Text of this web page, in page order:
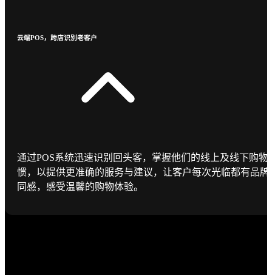
云端POS，跨店识别老客户
通过POS系统迅速识别回头客，掌握他们的线上及线下购物
惯，以提供更准确的服务与建议，让客户每次光临都有品牌
同感，感受温馨的购物体验。